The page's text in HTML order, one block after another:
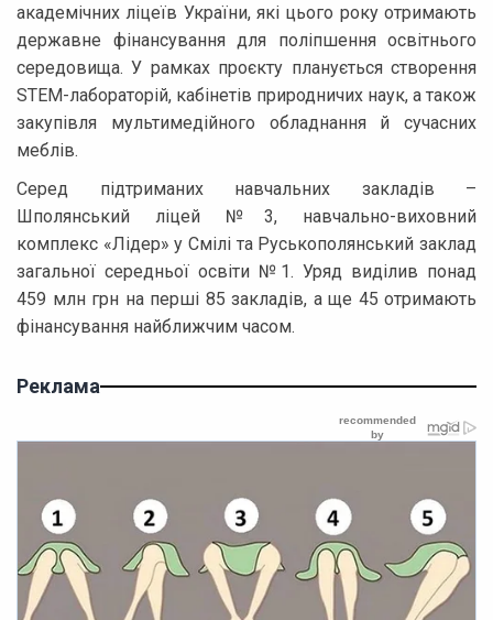
академічних ліцеїв України, які цього року отримають
державне фінансування для поліпшення освітнього
середовища. У рамках проєкту планується створення
STEM-лабораторій, кабінетів природничих наук, а також
закупівля мультимедійного обладнання й сучасних
меблів.
Серед підтриманих навчальних закладів –
Шполянський ліцей №3, навчально-виховний
комплекс «Лідер» у Смілі та Руськополянський заклад
загальної середньої освіти №1. Уряд виділив понад
459 млн грн на перші 85 закладів, а ще 45 отримають
фінансування найближчим часом.
Реклама